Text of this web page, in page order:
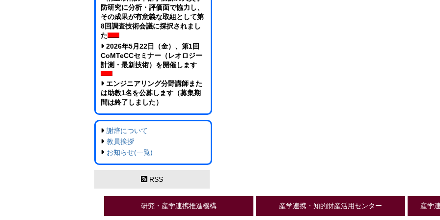
防研究に分析・評価面で協力し、
その成果が有意義な取組として第
8回調査技術会議に採択されまし
た
2026年5月22日（金）、第1回
CoMTeCCセミナー（レオロジー
計測・最新技術）を開催します
エンジニアリング分野講師また
は助教1名を公募します（募集期
間は終了しました）
謝辞について
教員挨拶
お知らせ(一覧)
RSS
研究・産学連携推進機構 産学連携・知的財産活用センター 産学